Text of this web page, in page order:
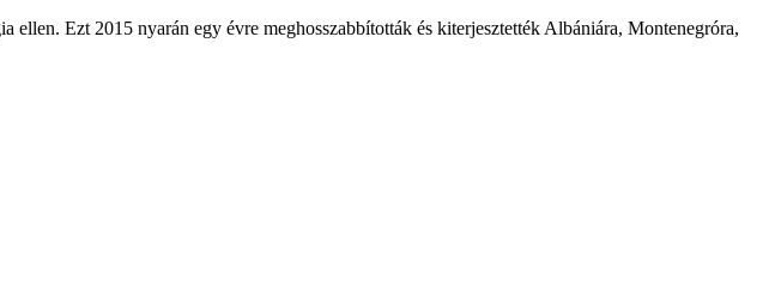
Ezt 2015 nyarán egy évre meghosszabbították és kiterjesztették Albániára, Montenegróra,